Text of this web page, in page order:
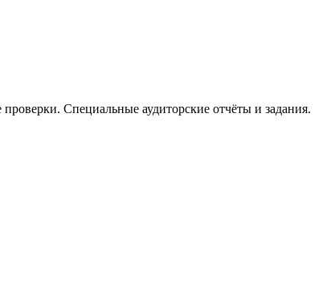
Специальные аудиторские отчёты и задания.